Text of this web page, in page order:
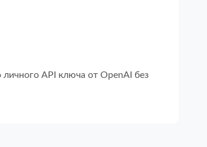
личного API ключа от OpenAI без